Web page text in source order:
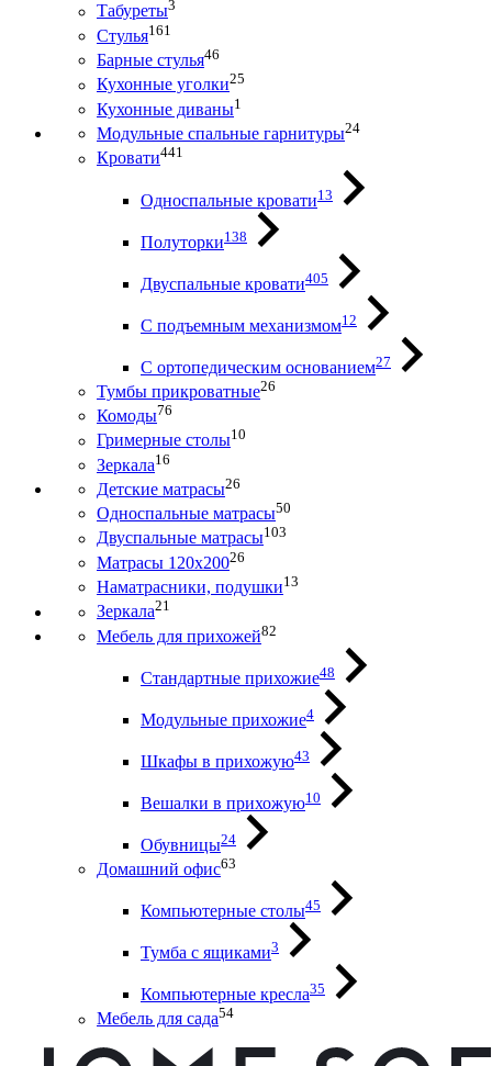
Табуреты3
Стулья161
Барные стулья46
Кухонные уголки25
Кухонные диваны1
Модульные спальные гарнитуры24
Кровати441
Односпальные кровати13
Полуторки138
Двуспальные кровати405
С подъемным механизмом12
С ортопедическим основанием27
Тумбы прикроватные26
Комоды76
Гримерные столы10
Зеркала16
Детские матрасы26
Односпальные матрасы50
Двуспальные матрасы103
Матрасы 120х20026
Наматрасники, подушки13
Зеркала21
Мебель для прихожей82
Стандартные прихожие48
Модульные прихожие4
Шкафы в прихожую43
Вешалки в прихожую10
Обувницы24
Домашний офис63
Компьютерные столы45
Тумба с ящиками3
Компьютерные кресла35
Мебель для сада54